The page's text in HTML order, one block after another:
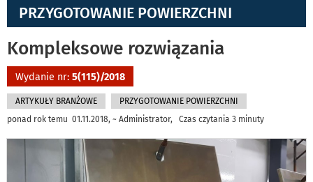
PRZYGOTOWANIE POWIERZCHNI
Kompleksowe rozwiązania
Wydanie nr: 5(115)/2018
ARTYKUŁY BRANŻOWE
PRZYGOTOWANIE POWIERZCHNI
ponad rok temu 01.11.2018, ~ Administrator, Czas czytania 3 minuty